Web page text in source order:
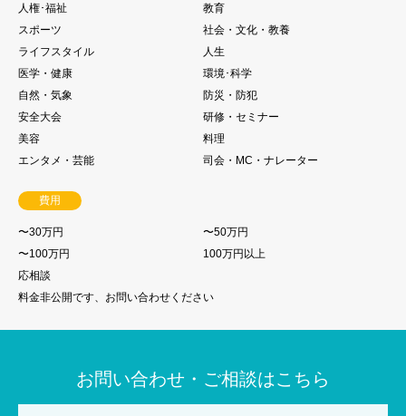
人権･福祉
教育
スポーツ
社会・文化・教養
ライフスタイル
人生
医学・健康
環境･科学
自然・気象
防災・防犯
安全大会
研修・セミナー
美容
料理
エンタメ・芸能
司会・MC・ナレーター
費用
〜30万円
〜50万円
〜100万円
100万円以上
応相談
料金非公開です、お問い合わせください
お問い合わせ・ご相談はこちら